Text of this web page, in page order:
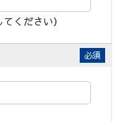
ください）
必須